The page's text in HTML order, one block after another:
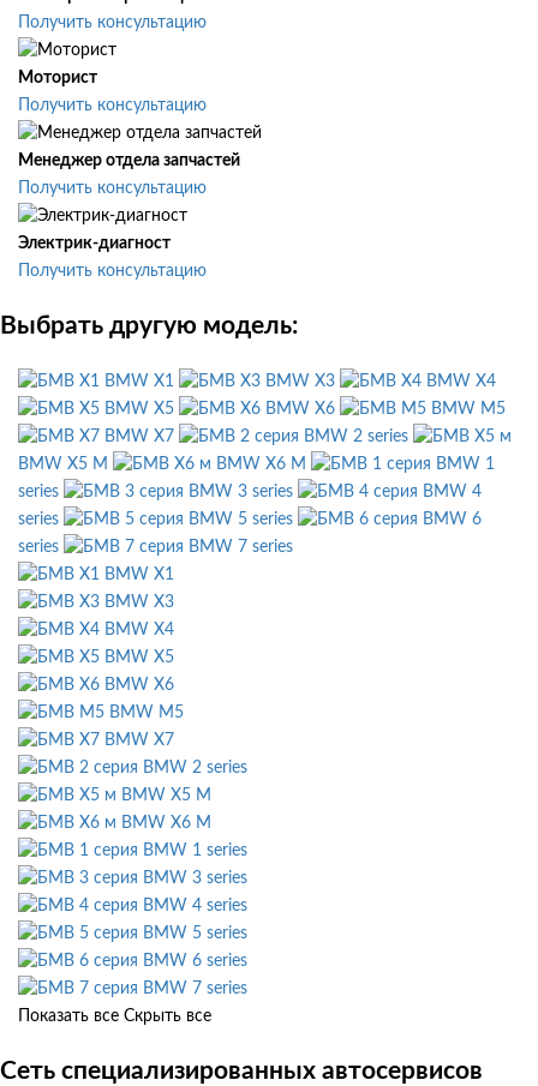
Получить консультацию
Моторист
Получить консультацию
Менеджер отдела запчастей
Получить консультацию
Электрик-диагност
Получить консультацию
Выбрать другую модель:
BMW X1 BMW X3
BMW X4
BMW X5
BMW X6
BMW M5
BMW X7
BMW 2 series
BMW X5 M
BMW X6 M
BMW 1
series
BMW 3 series
BMW 4
series
BMW 5 series
BMW 6
series
BMW 7 series
BMW X1
BMW X3
BMW X4
BMW X5
BMW X6
BMW M5
BMW X7
BMW 2 series
BMW X5 M
BMW X6 M
BMW 1 series
BMW 3 series
BMW 4 series
BMW 5 series
BMW 6 series
BMW 7 series
Показать все Скрыть все
Сеть специализированных автосервисов